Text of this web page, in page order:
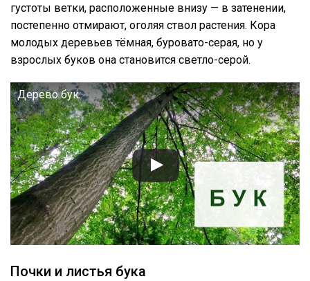
густоты ветки, расположенные внизу — в затенении,
постепенно отмирают, оголяя ствол растения. Кора
молодых деревьев тёмная, буровато-серая, но у
взрослых буков она становится светло-серой.
Дерево бук.
Почки и листья бука